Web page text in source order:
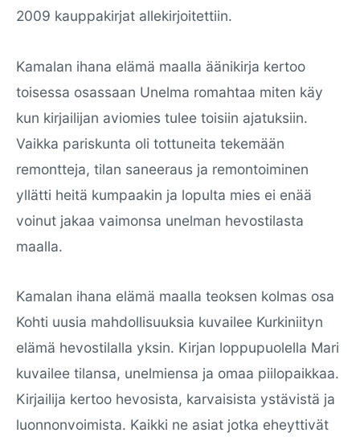
2009 kauppakirjat allekirjoitettiin.
Kamalan ihana elämä maalla äänikirja kertoo
toisessa osassaan Unelma romahtaa miten käy
kun kirjailijan aviomies tulee toisiin ajatuksiin.
Vaikka pariskunta oli tottuneita tekemään
remontteja, tilan saneeraus ja remontoiminen
yllätti heitä kumpaakin ja lopulta mies ei enää
voinut jakaa vaimonsa unelman hevostilasta
maalla.
Kamalan ihana elämä maalla teoksen kolmas osa
Kohti uusia mahdollisuuksia kuvailee Kurkiniityn
elämä hevostilalla yksin. Kirjan loppupuolella Mari
kuvailee tilansa, unelmiensa ja omaa piilopaikkaa.
Kirjailija kertoo hevosista, karvaisista ystävistä ja
luonnonvoimista. Kaikki ne asiat jotka eheyttivät